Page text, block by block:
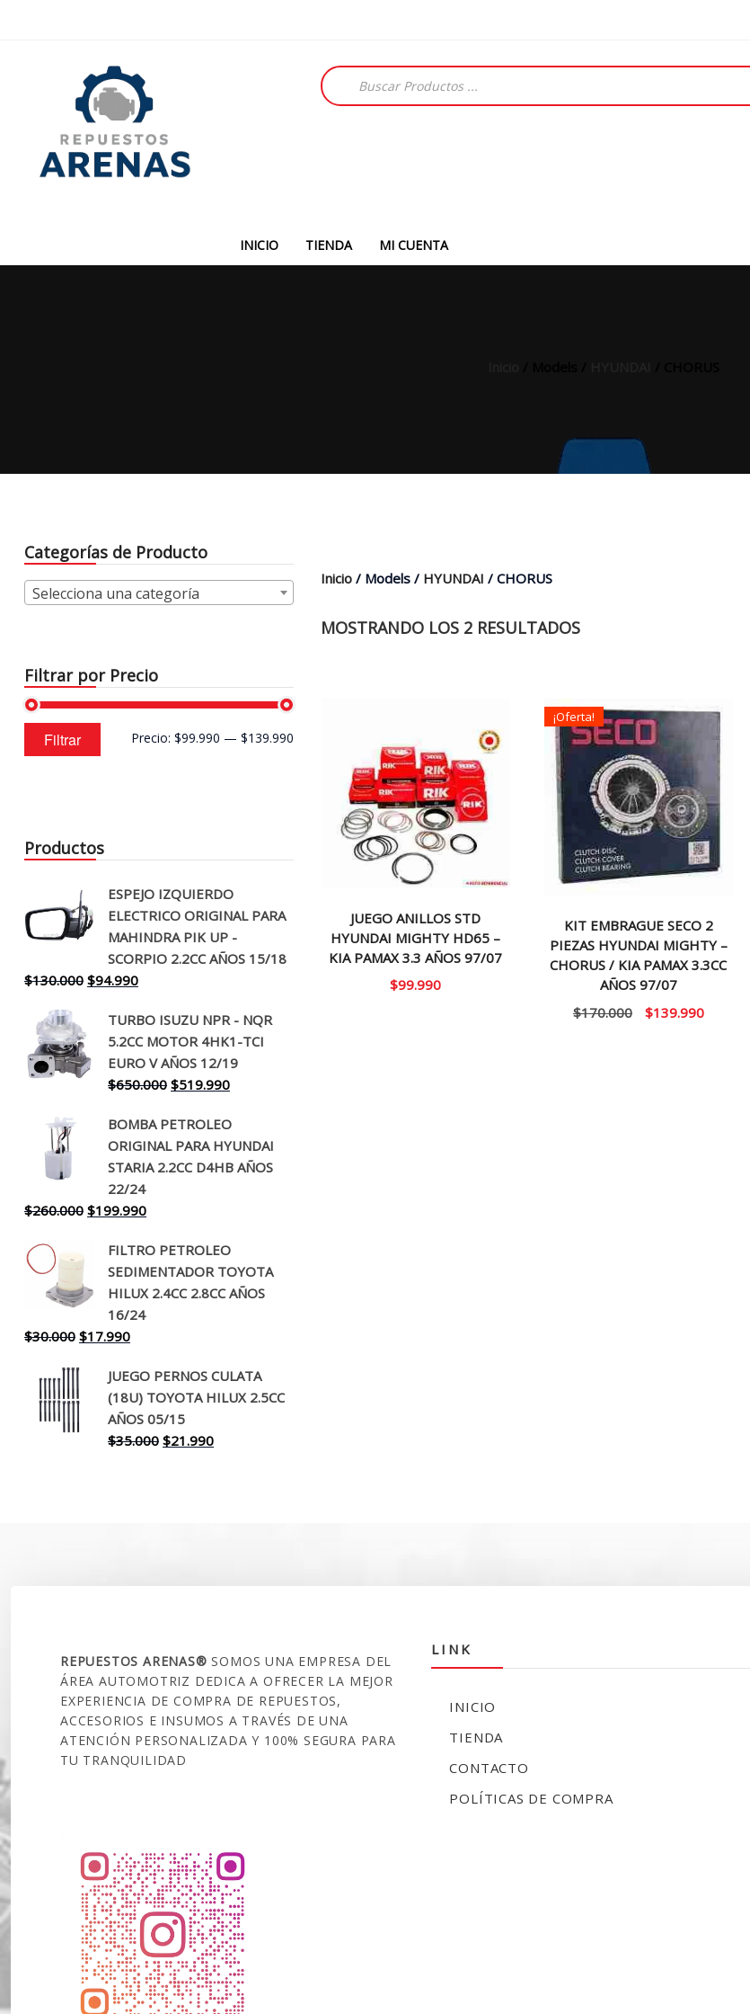
Búsqueda
de
productos
INICIO TIENDA MI CUENTA
Categorías de Producto
Selecciona una categoría
Filtrar por Precio
Precio
mínimo
Precio
máximo
Filtrar Precio: $99.990 — $139.990
Productos
ESPEJO IZQUIERDO
ELECTRICO ORIGINAL PARA
MAHINDRA PIK UP -
SCORPIO 2.2CC AÑOS 15/18
$130.000 El
original
era:
$130.000.
$94.990El
actual
es:
$94.990.
TURBO ISUZU NPR - NQR
5.2CC MOTOR 4HK1-TCI
EURO V AÑOS 12/19
$650.000 El
original
era:
$650.000.
$519.990El
actual
es:
$519.990.
BOMBA PETROLEO
ORIGINAL PARA HYUNDAI
STARIA 2.2CC D4HB AÑOS
22/24
$260.000 El
original
era:
$260.000.
$199.990El
actual
es:
$199.990.
FILTRO PETROLEO
SEDIMENTADOR TOYOTA
HILUX 2.4CC 2.8CC AÑOS
16/24
$30.000 El
original
era:
$30.000.
$17.990El
actual
es:
$17.990.
JUEGO PERNOS CULATA
(18U) TOYOTA HILUX 2.5CC
AÑOS 05/15
$35.000 El
$21.990El
Inicio / Models / HYUNDAI / CHORUS
MOSTRANDO LOS 2 RESULTADOS
JUEGO ANILLOS STD
HYUNDAI MIGHTY HD65 –
KIA PAMAX 3.3 AÑOS 97/07
$99.990
¡Oferta!
KIT EMBRAGUE SECO 2
PIEZAS HYUNDAI MIGHTY –
CHORUS / KIA PAMAX 3.3CC
AÑOS 97/07
$170.000
El
$139.990El
REPUESTOS ARENAS®SOMOS UNA EMPRESA DEL
ÁREA AUTOMOTRIZ DEDICA A OFRECER LA MEJOR
EXPERIENCIA DE COMPRA DE REPUESTOS,
ACCESORIOS E INSUMOS A TRAVÉS DE UNA
ATENCIÓN PERSONALIZADA Y 100% SEGURA PARA
TU TRANQUILIDAD
LINK
INICIO
TIENDA
CONTACTO
POLÍTICAS DE COMPRA